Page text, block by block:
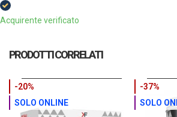
Acquirente verificato
PRODOTTI CORRELATI
-20%
SOLO ONLINE
-37%
SOLO